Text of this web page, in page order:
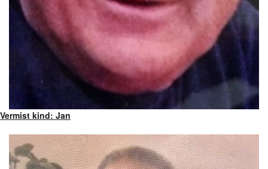
Vermist kind: Jan